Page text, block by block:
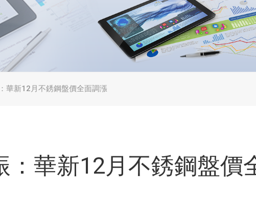
華新12月不銹鋼盤價全面調漲
：華新12月不銹鋼盤價